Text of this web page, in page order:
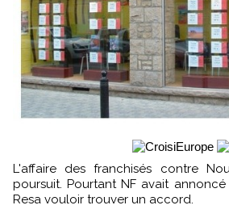
L'affaire des franchisés contre Nouvelles Frontières se
poursuit. Pourtant NF avait
Resa vouloir trouver un accord.